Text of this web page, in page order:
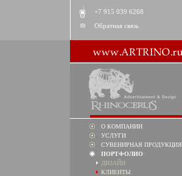
+7 915 039 6268
Обратная связь
О КОМПАНИИ
УСЛУГИ
СУВЕНИРНАЯ ПРОДУКЦИЯ
ПОРТФОЛИО
ДИЗАЙН
КЛИЕНТЫ